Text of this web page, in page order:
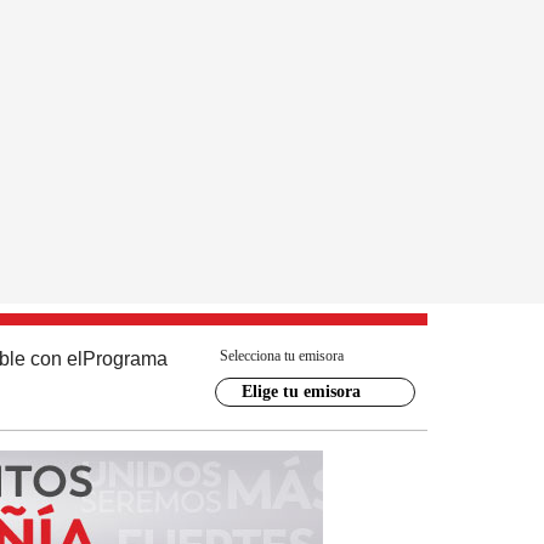
con el Programa Selecciona tu emisora
Elige tu emisora